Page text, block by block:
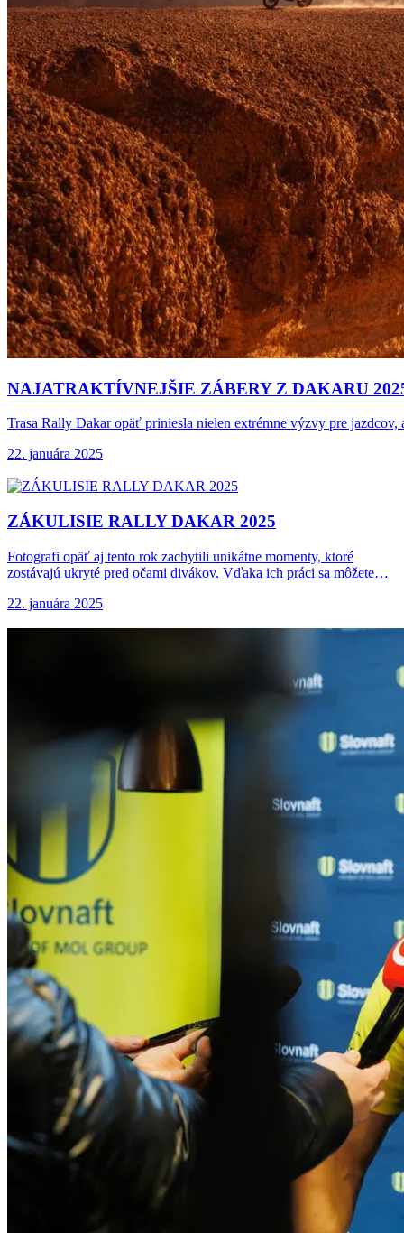
NAJATRAKTÍVNEJŠIE ZÁBERY Z DAKARU
Trasa Rally Dakar opäť priniesla nielen extrémne výzvy pre
22. januára 2025
ZÁKULISIE RALLY DAKAR 2025
Fotografi opäť aj tento rok zachytili unikátne momenty, ktoré
zostávajú ukryté pred očami divákov. Vďaka ich práci sa môžete…
22. januára 2025